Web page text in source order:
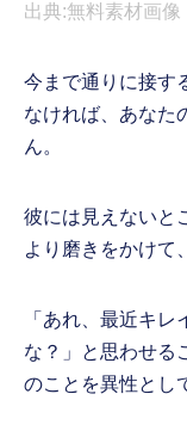
出典:無料素材画
今まで通りに接す
なければ、あなた
ん。
彼には見えないと
より磨きをかけて
「あれ、最近キ
な？」と思わせる
のことを異性とし